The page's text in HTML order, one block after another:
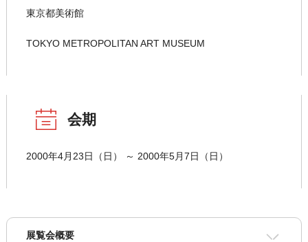
東京都美術館
TOKYO METROPOLITAN ART MUSEUM
会期
2000年4月23日（日） ～ 2000年5月7日（日）
展覧会概要